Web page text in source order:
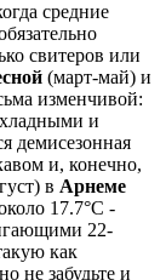
средние
свитеров или
(март-май) и
изменчивой:
и
демисезонная
и, конечно,
в Арнеме
17.7°C -
22-
как
не забудьте и